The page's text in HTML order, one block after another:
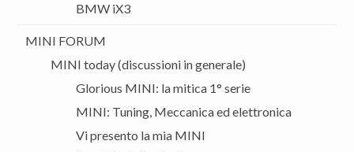
BMW iX3
MINI FORUM
MINI today (discussioni in generale)
Glorious MINI: la mitica 1° serie
MINI: Tuning, Meccanica ed elettronica
Vi presento la mia MINI